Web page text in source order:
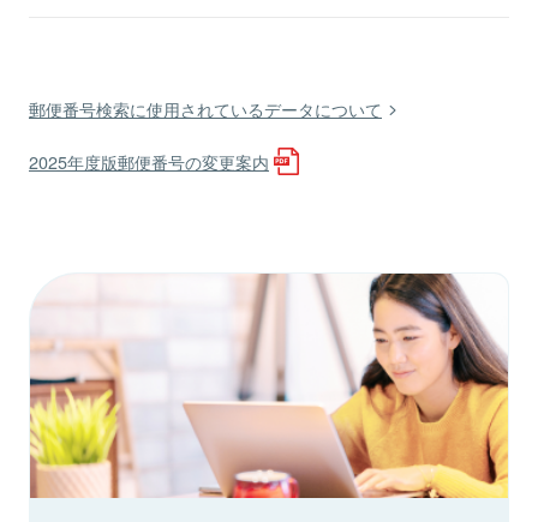
郵便番号検索に使用されているデータについて
2025年度版郵便番号の変更案内